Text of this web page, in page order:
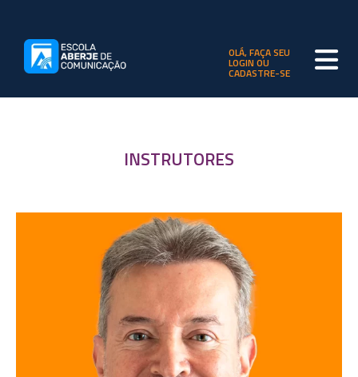
OLÁ, FAÇA SEU
LOGIN OU
CADASTRE-SE
INSTRUTORES